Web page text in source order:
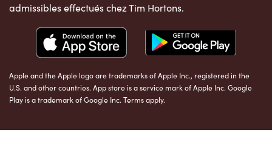
admissibles effectués chez Tim Hortons.
Apple and the Apple logo are trademarks of Apple Inc., registered in the
U.S. and other countries. App store is a service mark of Apple Inc. Google
Play is a trademark of Google Inc. Terms apply.